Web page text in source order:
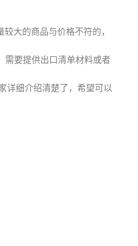
大的商品与价格不符的，
需要提供出口清单材料或者
详细介绍清楚了，希望可以